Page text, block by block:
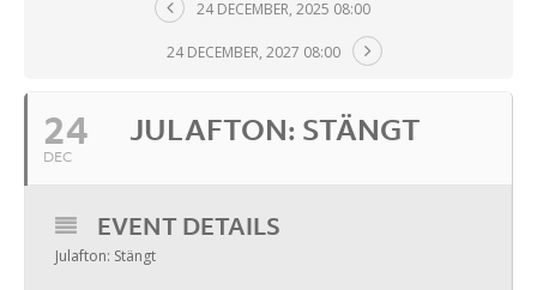
24 DECEMBER, 2025 08:00
24 DECEMBER, 2027 08:00
24
DEC
JULAFTON: STÄNGT
EVENT DETAILS
Julafton: Stängt